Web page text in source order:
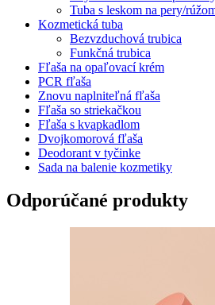
Tuba s leskom na pery/
Kozmetická tuba
Bezvzduchová trubica
Funkčná trubica
Fľaša na opaľovací krém
PCR fľaša
Znovu naplniteľná fľaša
Fľaša so striekačkou
Fľaša s kvapkadlom
Dvojkomorová fľaša
Deodorant v tyčinke
Sada na balenie kozmetiky
Odporúčané produkty